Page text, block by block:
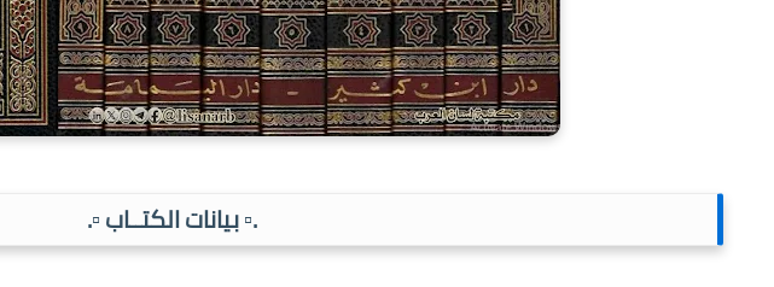
.▫️ بيانات الكتــاب ▫️.